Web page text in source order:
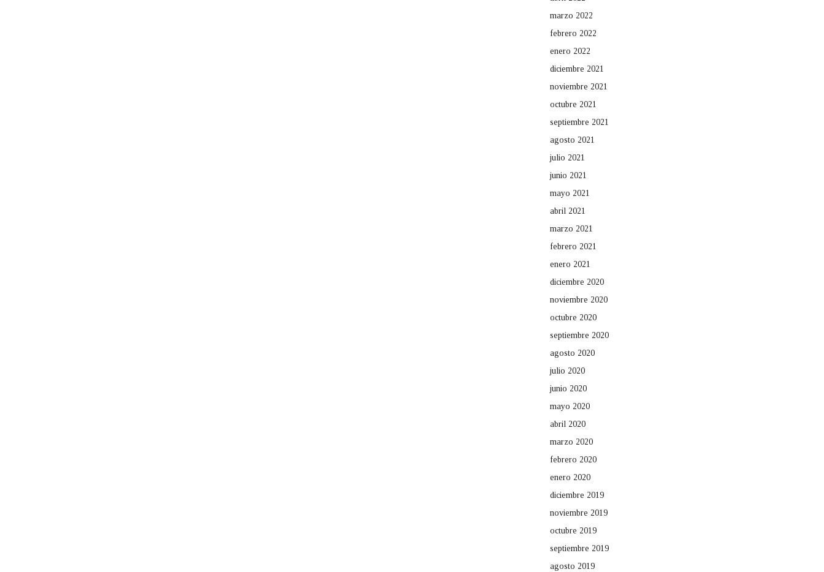
marzo 2022
febrero 2022
enero 2022
diciembre 2021
noviembre 2021
octubre 2021
septiembre 2021
agosto 2021
julio 2021
junio 2021
mayo 2021
abril 2021
marzo 2021
febrero 2021
enero 2021
diciembre 2020
noviembre 2020
octubre 2020
septiembre 2020
agosto 2020
julio 2020
junio 2020
mayo 2020
abril 2020
marzo 2020
febrero 2020
enero 2020
diciembre 2019
noviembre 2019
octubre 2019
septiembre 2019
agosto 2019